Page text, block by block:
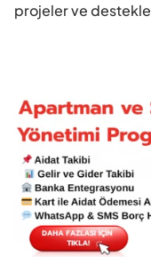
projeler ve